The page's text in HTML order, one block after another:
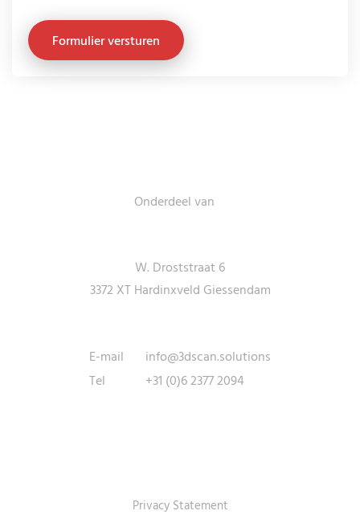
Onderdeel van
W. Droststraat 6
3372 XT Hardinxveld Giessendam
E-mail
info@3dscan.solutions
Tel
+31 (0)6 2377 2094
Privacy Statement